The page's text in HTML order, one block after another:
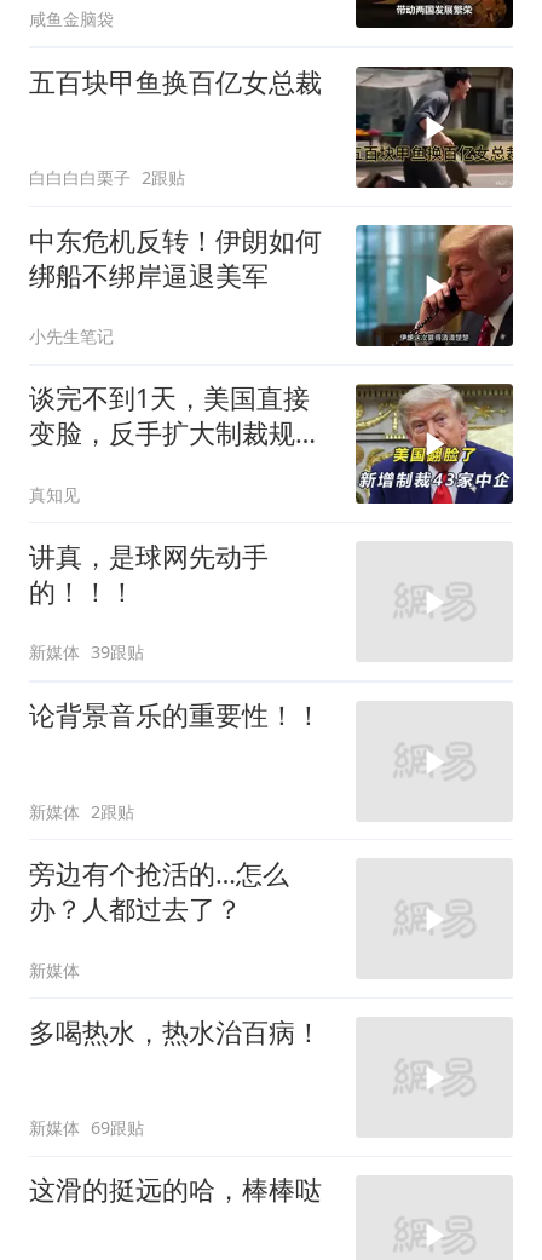
咸鱼金脑袋
五百块甲鱼换百亿女总裁
白白白白栗子 2跟贴
中东危机反转！伊朗如何
绑船不绑岸逼退美军
小先生笔记
谈完不到1天，美国直接
变脸，反手扩大制裁规
真知见
讲真，是球网先动手
的！！！
新媒体 39跟贴
论背景音乐的重要性！！
新媒体 2跟贴
旁边有个抢活的…怎么
办？人都过去了？
新媒体
多喝热水，热水治百病！
新媒体 69跟贴
这滑的挺远的哈，棒棒哒